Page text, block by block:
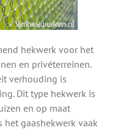
hekwerk voor het
en privéterreinen.
verhouding is
Dit type hekwerk is
en op maat
het gaashekwerk vaak